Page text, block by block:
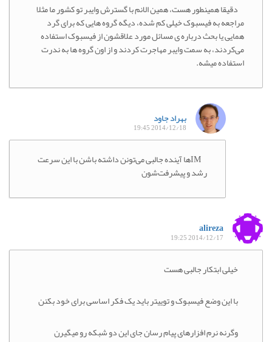
دقیقا همینطور هست، همین الانم با گسترش وایبر تو کشور ما مثلا
مراجعه به فیسبوک خیلی کم شده، دیگه گروه هایی که برای گرد
همایی یا بحث درباره ی مسائل مورد علاقشون از فیسبوک استفاده
می‌کردند، به سمت وایبر مهاجرت کردند و از اون گروه ها به ندرت
استفاده میشه.
بهراد جاود
2014/12/18 19:45
IMها آینده جالبی می‌تونن داشته باشن با این سرعت
رشد و پیشرفت‌شون
alireza
2014/12/17 19:25
خیلی ابتکار جالبی هست
با این وضع فیسبوک و توییتر باید یک فکر اساسی برای خود بکنن
وگرنه نرم افزارهای پیام رسان جای این دو شبکه رو میگیرن